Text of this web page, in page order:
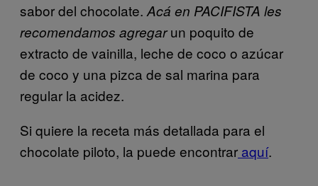
sabor del chocolate. Acá en PACIFISTA les
recomendamos agregarun poquito de
extracto de vainilla, leche de coco o azúcar
de coco y una pizca de sal marina para
regular la acidez.
Si quiere la receta más detallada para el
chocolate piloto, la puede encontrar aquí.